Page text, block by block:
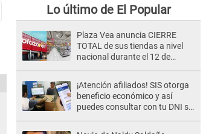
Lo último de El Popular
Plaza Vea anuncia CIERRE
TOTAL de sus tiendas a nivel
nacional durante el 12 de
¡Atención afiliados! SIS otorga
beneficio económico y así
puedes consultar con tu DNI si